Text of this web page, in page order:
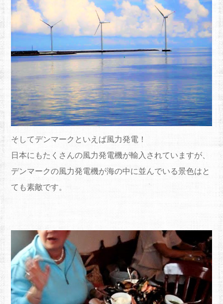
そしてデンマークといえば風力発電！
日本にもたくさんの風力発電機が輸入されていますが、
デンマークの風力発電機が海の中に並んでいる景色はと
ても素敵です。